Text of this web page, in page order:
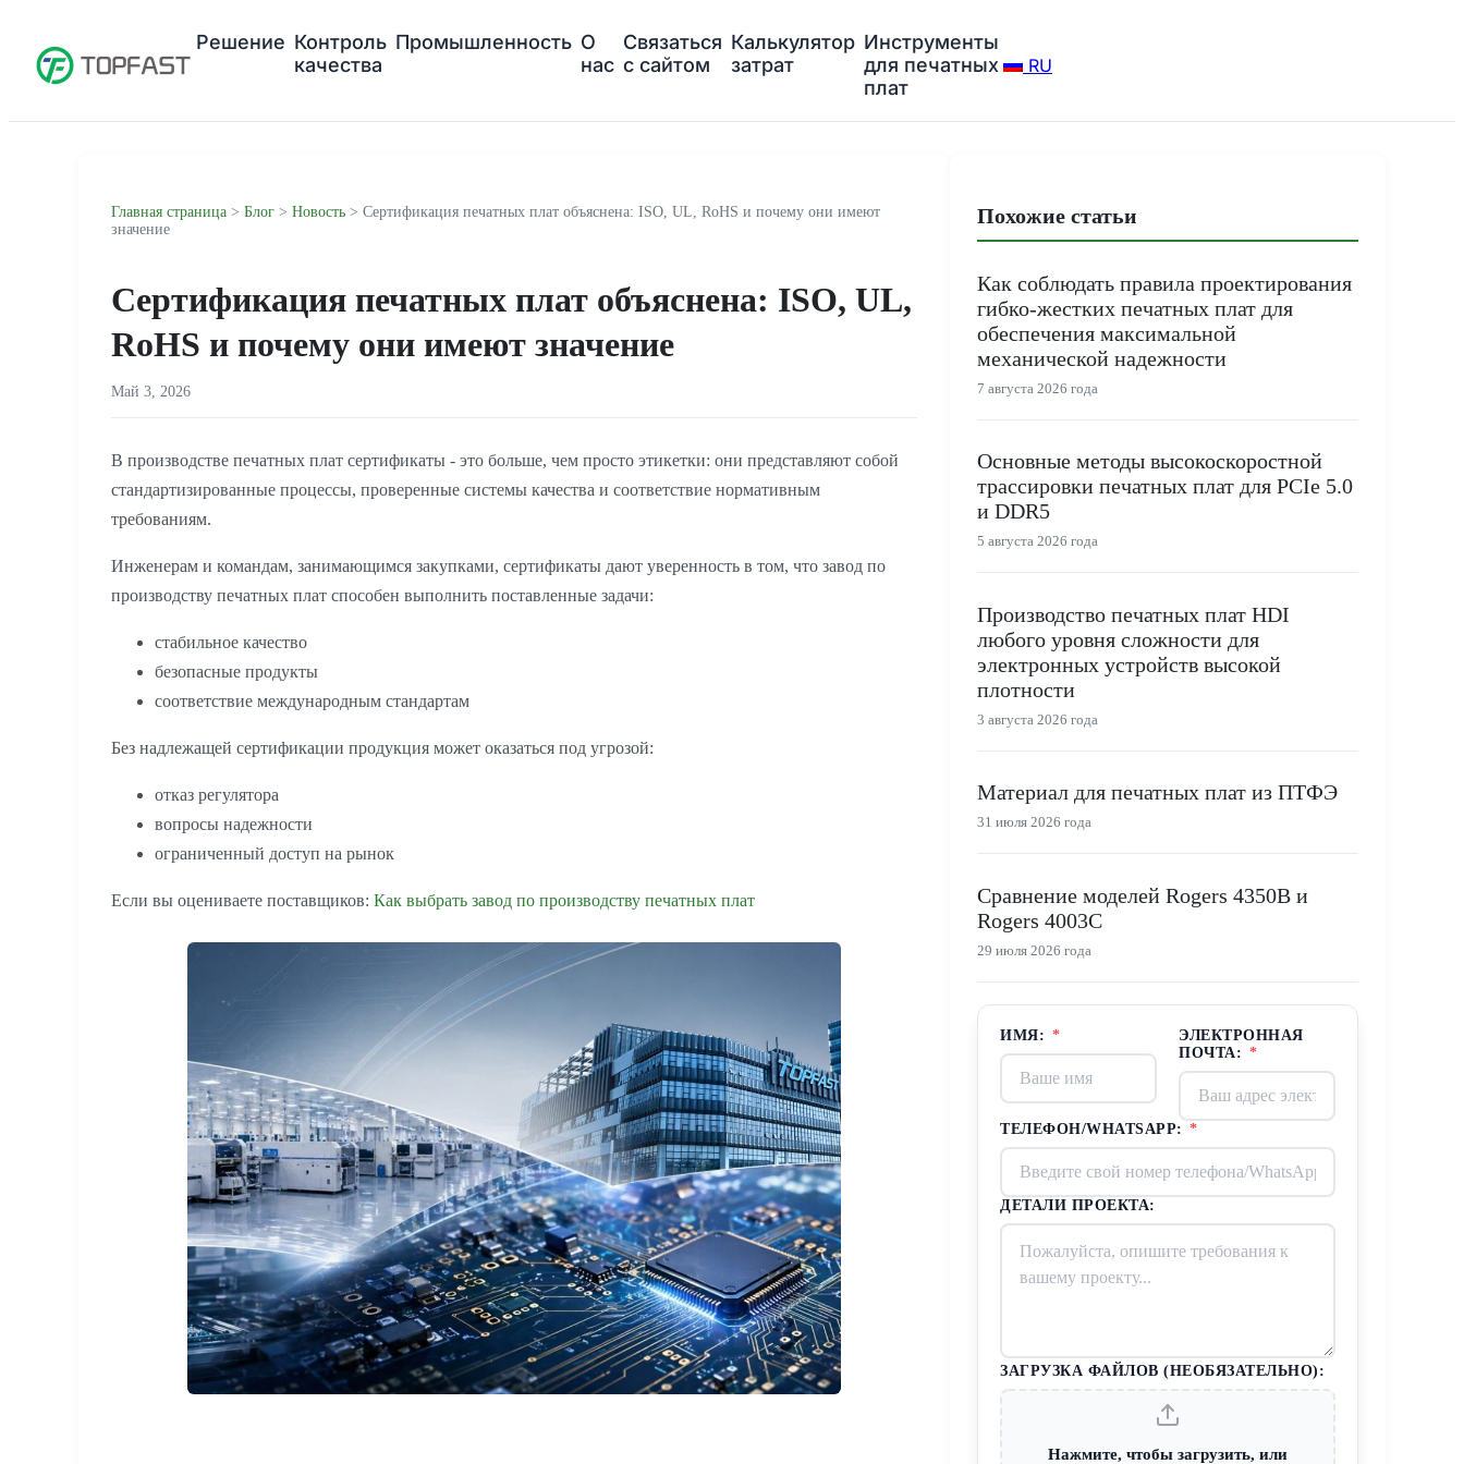
Решение Контроль
качества
Промышленность О
нас
Связаться
с сайтом
Калькулятор
затрат
Инструменты
для печатных
плат
RU
Главная страница > Блог > Новость > Сертификация печатных плат объяснена: ISO, UL, RoHS и почему они имеют
значение
Сертификация печатных плат объяснена: ISO, UL,
RoHS и почему они имеют значение
Май 3, 2026
В производстве печатных плат сертификаты - это больше, чем просто этикетки: они представляют собой
стандартизированные процессы, проверенные системы качества и соответствие нормативным
требованиям.
Инженерам и командам, занимающимся закупками, сертификаты дают уверенность в том, что завод по
производству печатных плат способен выполнить поставленные задачи:
стабильное качество
безопасные продукты
соответствие международным стандартам
Без надлежащей сертификации продукция может оказаться под угрозой:
отказ регулятора
вопросы надежности
ограниченный доступ на рынок
Если вы оцениваете поставщиков: Как выбрать завод по производству печатных плат
Похожие статьи
Как соблюдать правила проектирования
гибко-жестких печатных плат для
обеспечения максимальной
механической надежности
7 августа 2026 года
Основные методы высокоскоростной
трассировки печатных плат для PCIe 5.0
и DDR5
5 августа 2026 года
Производство печатных плат HDI
любого уровня сложности для
электронных устройств высокой
плотности
3 августа 2026 года
Материал для печатных плат из ПТФЭ
31 июля 2026 года
Сравнение моделей Rogers 4350B и
Rogers 4003C
29 июля 2026 года
ИМЯ: *
ЭЛЕКТРОННАЯ
ПОЧТА: *
ТЕЛЕФОН/WHATSAPP: *
ДЕТАЛИ ПРОЕКТА:
ЗАГРУЗКА ФАЙЛОВ (НЕОБЯЗАТЕЛЬНО):
Нажмите, чтобы загрузить, или